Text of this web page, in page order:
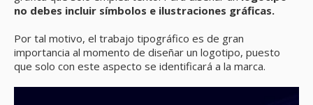
no debes incluir símbolos e ilustraciones gráficas.
Por tal motivo, el trabajo tipográfico es de gran
importancia al momento de diseñar un logotipo, puesto
que solo con este aspecto se identificará a la marca.